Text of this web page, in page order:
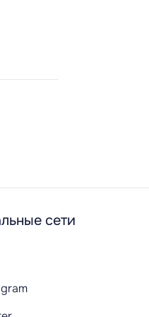
сети